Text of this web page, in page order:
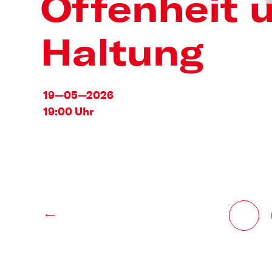
Offenheit
Haltung
19—05—2026
19:00 Uhr
←